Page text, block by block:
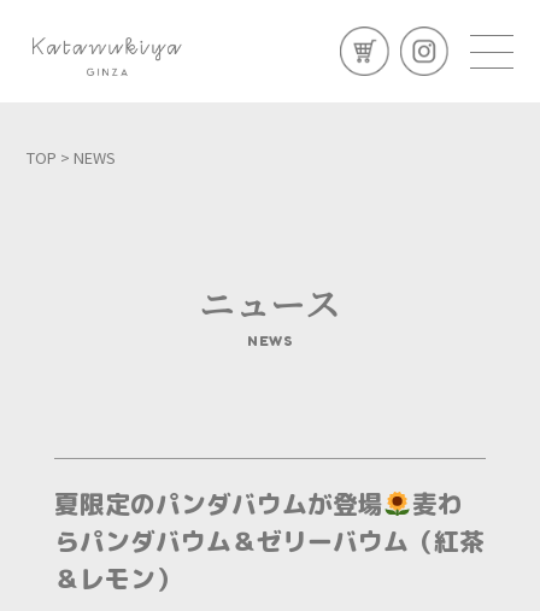
TOP > NEWS
ニュース
NEWS
夏限定のパンダバウムが登場
麦わ
らパンダバウム＆ゼリーバウム（紅茶
＆レモン）